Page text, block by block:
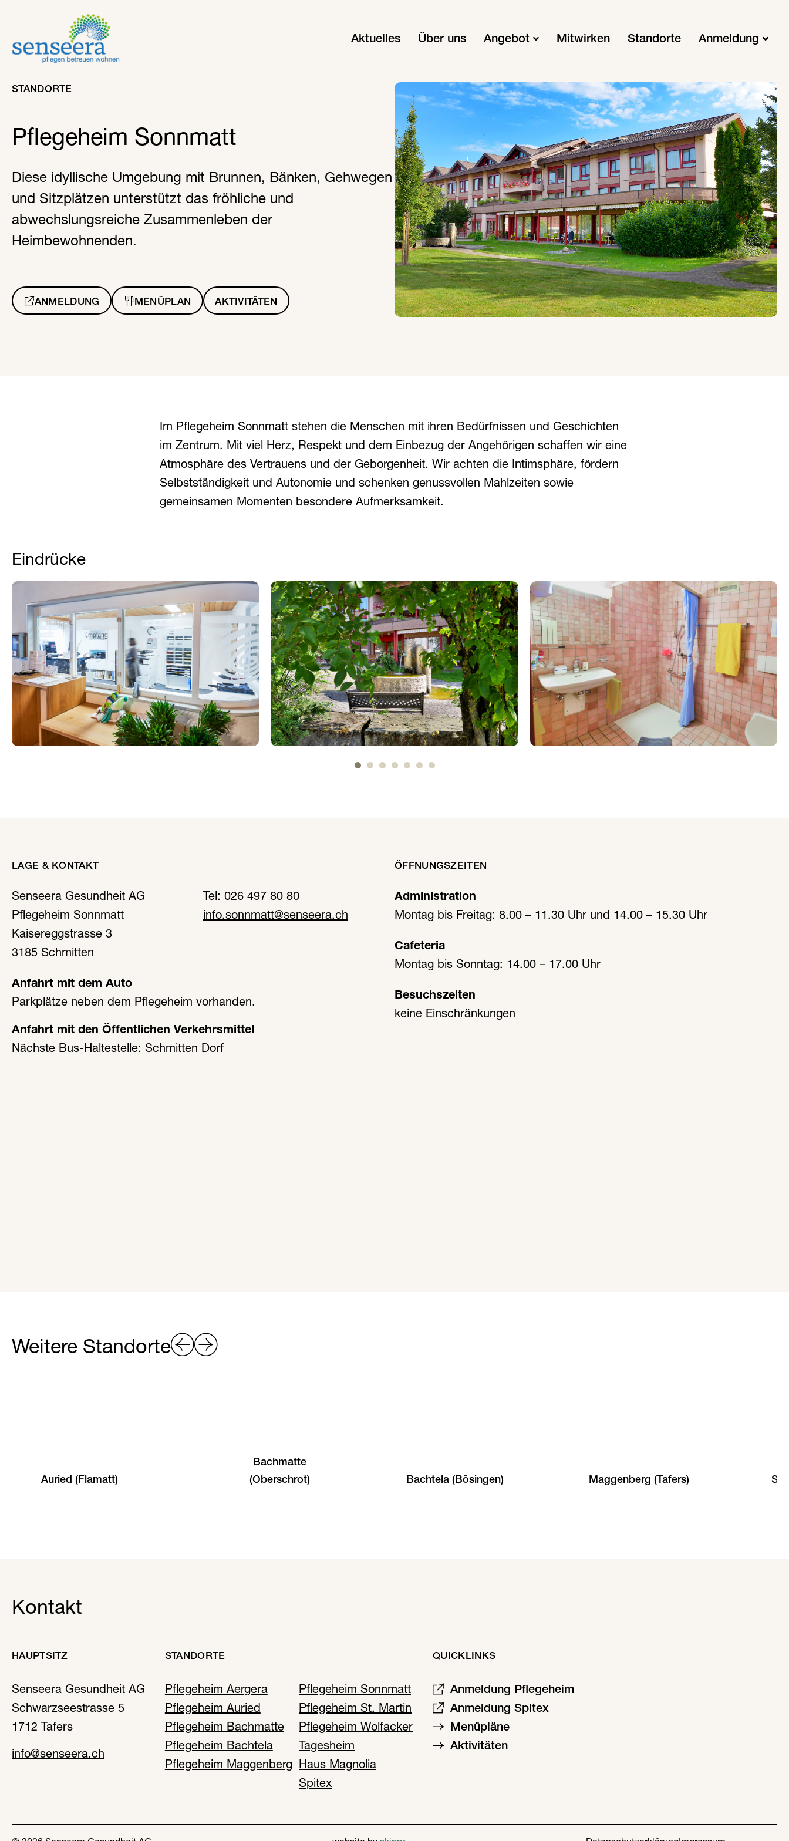
Aktuelles Über uns Angebot Mitwirken Standorte Anmeldung
STANDORTE
Pflegeheim Sonnmatt
Diese idyllische Umgebung mit Brunnen, Bänken, Gehwegen
und Sitzplätzen unterstützt das fröhliche und
abwechslungsreiche Zusammenleben der
Heimbewohnenden.
ANMELDUNG MENÜPLAN AKTIVITÄTEN
Im Pflegeheim Sonnmatt stehen die Menschen mit ihren Bedürfnissen und Geschichten
im Zentrum. Mit viel Herz, Respekt und dem Einbezug der Angehörigen schaffen wir eine
Atmosphäre des Vertrauens und der Geborgenheit. Wir achten die Intimsphäre, fördern
Selbstständigkeit und Autonomie und schenken genussvollen Mahlzeiten sowie
gemeinsamen Momenten besondere Aufmerksamkeit.
Eindrücke
LAGE & KONTAKT
Senseera Gesundheit AG
Pflegeheim Sonnmatt
Kaisereggstrasse 3
3185 Schmitten
Tel: 026 497 80 80
info.sonnmatt@senseera.ch
Anfahrt mit dem Auto
Parkplätze neben dem Pflegeheim vorhanden.
Anfahrt mit den Öffentlichen Verkehrsmittel
Nächste Bus-Haltestelle: Schmitten Dorf
ÖFFNUNGSZEITEN
Administration
Montag bis Freitag: 8.00 – 11.30 Uhr und 14.00 – 15.30 Uhr
Cafeteria
Montag bis Sonntag: 14.00 – 17.00 Uhr
Besuchszeiten
keine Einschränkungen
Weitere Standorte
Auried (Flamatt)
Bachmatte
(Oberschrot)
Bachtela (Bösingen) Maggenberg (Tafers) St.
Kontakt
HAUPTSITZ
Senseera Gesundheit AG
Schwarzseestrasse 5
1712 Tafers
info@senseera.ch
STANDORTE
Pflegeheim Aergera
Pflegeheim Auried
Pflegeheim Bachmatte
Pflegeheim Bachtela
Pflegeheim Maggenberg
Pflegeheim Sonnmatt
Pflegeheim St. Martin
Pflegeheim Wolfacker
Tagesheim
Haus Magnolia
Spitex
QUICKLINKS
Anmeldung Pflegeheim
Anmeldung Spitex
Menüpläne
Aktivitäten